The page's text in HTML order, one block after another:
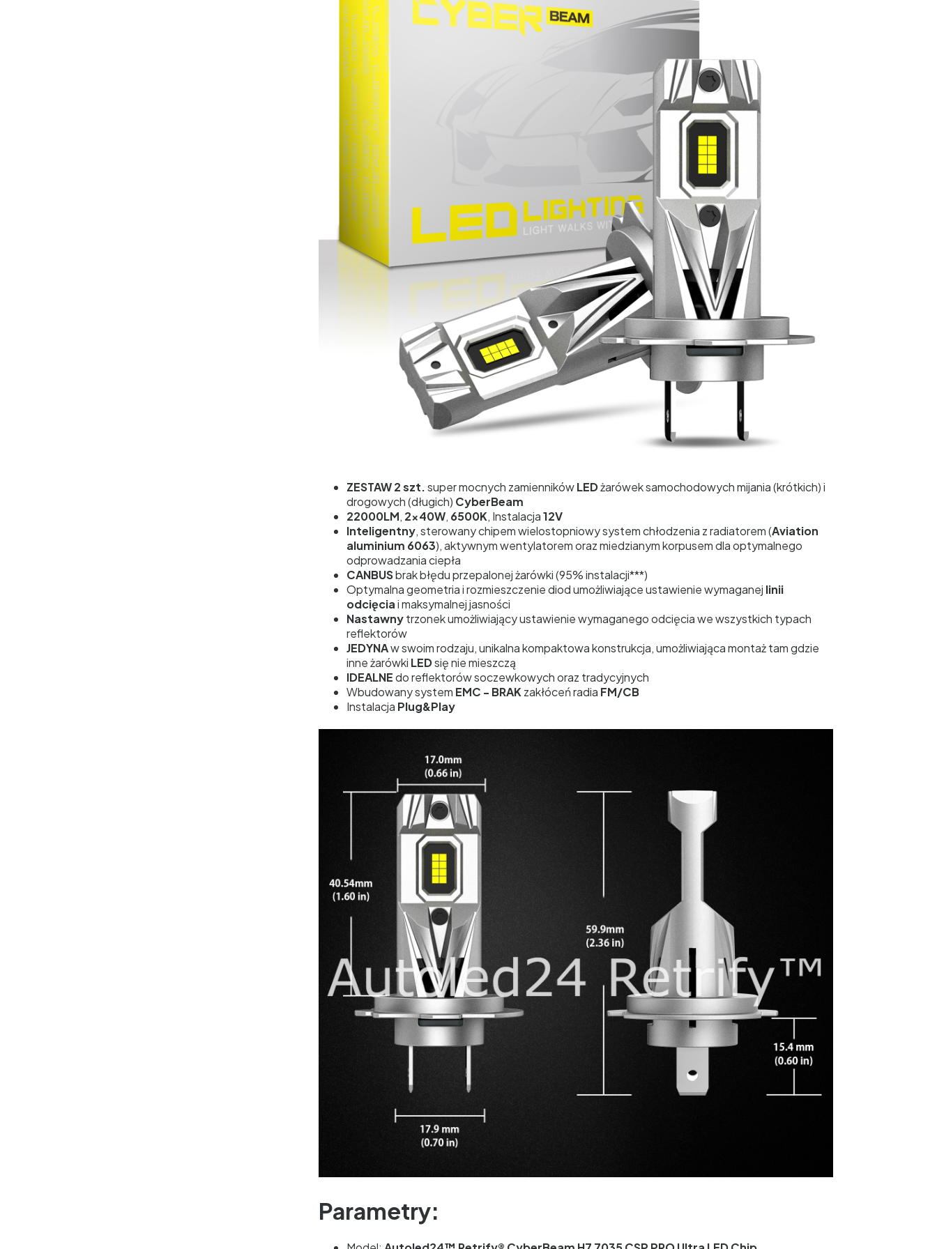
ZESTAW 2 szt.super mocnych zamiennikówLEDżarówek samochodowych mijania (krótkich) i
drogowych (długich) CyberBeam
22000LM, 2x40W, 6500K, Instalacja12V
Inteligentny, sterowany chipem wielostopniowy system chłodzenia z radiatorem (Aviation
aluminium 6063), aktywnym wentylatorem oraz miedzianym korpusem dla optymalnego
odprowadzania ciepła
CANBUSbrak błędu przepalonej żarówki (95% instalacji***)
Optymalna geometria i rozmieszczenie diod umożliwiające ustawienie wymaganej linii
odcięciai maksymalnej jasności
Nastawnytrzonek umożliwiający ustawienie wymaganego odcięcia we wszystkich typach
reflektorów
JEDYNAw swoim rodzaju, unikalna kompaktowa konstrukcja, umożliwiająca montaż tam gdzie
inne żarówki LEDsię nie mieszczą
IDEALNEdo reflektorów soczewkowych oraz tradycyjnych
Wbudowany system EMC - BRAKzakłóceń radia FM/CB
Instalacja Plug&Play
Parametry: